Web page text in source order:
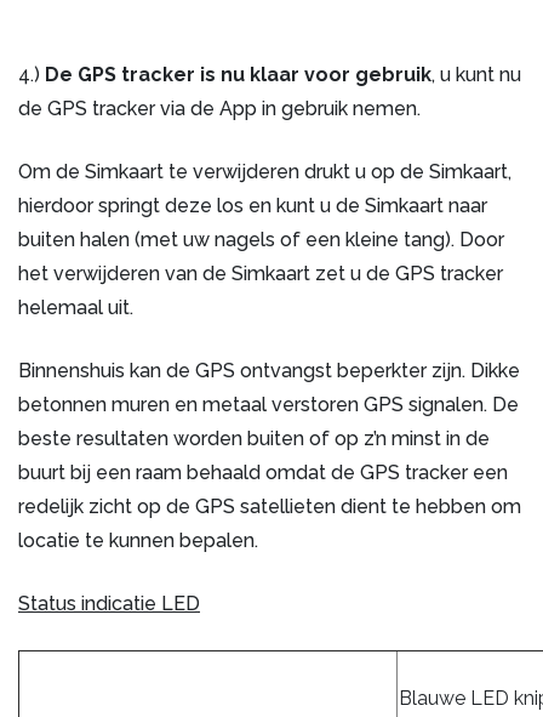
4.) De GPS tracker is nu klaar voor gebruik, u kunt nu
de GPS tracker via de App in gebruik nemen.
Om de Simkaart te verwijderen drukt u op de Simkaart,
hierdoor springt deze los en kunt u de Simkaart naar
buiten halen (met uw nagels of een kleine tang). Door
het verwijderen van de Simkaart zet u de GPS tracker
helemaal uit.
Binnenshuis kan de GPS ontvangst beperkter zijn. Dikke
betonnen muren en metaal verstoren GPS signalen. De
beste resultaten worden buiten of op z’n minst in de
buurt bij een raam behaald omdat de GPS tracker een
redelijk zicht op de GPS satellieten dient te hebben om
locatie te kunnen bepalen.
Status indicatie LED
Blauwe LED